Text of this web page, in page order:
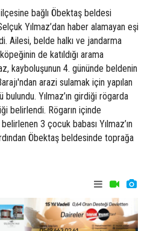
bağlı Öbektaş beldesi
Yılmaz’dan haber alamayan eşi
Ailesi, belde halkı ve jandarma
de katıldığı arama
kayboluşunun 4. gününde beldenin
arazi sulamak için yapılan
bulundu. Yılmaz’ın girdiği rögarda
belirlendi. Rögarın içinde
3 çocuk babası Yılmaz’ın
Öbektaş beldesinde toprağa